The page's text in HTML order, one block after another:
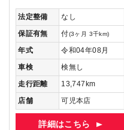
法定整備
なし
保証有無
付(3ヶ月 3千km)
年式
令和04年08月
車検
検無し
走行距離
13,747km
店舗
可児本店
詳細はこちら